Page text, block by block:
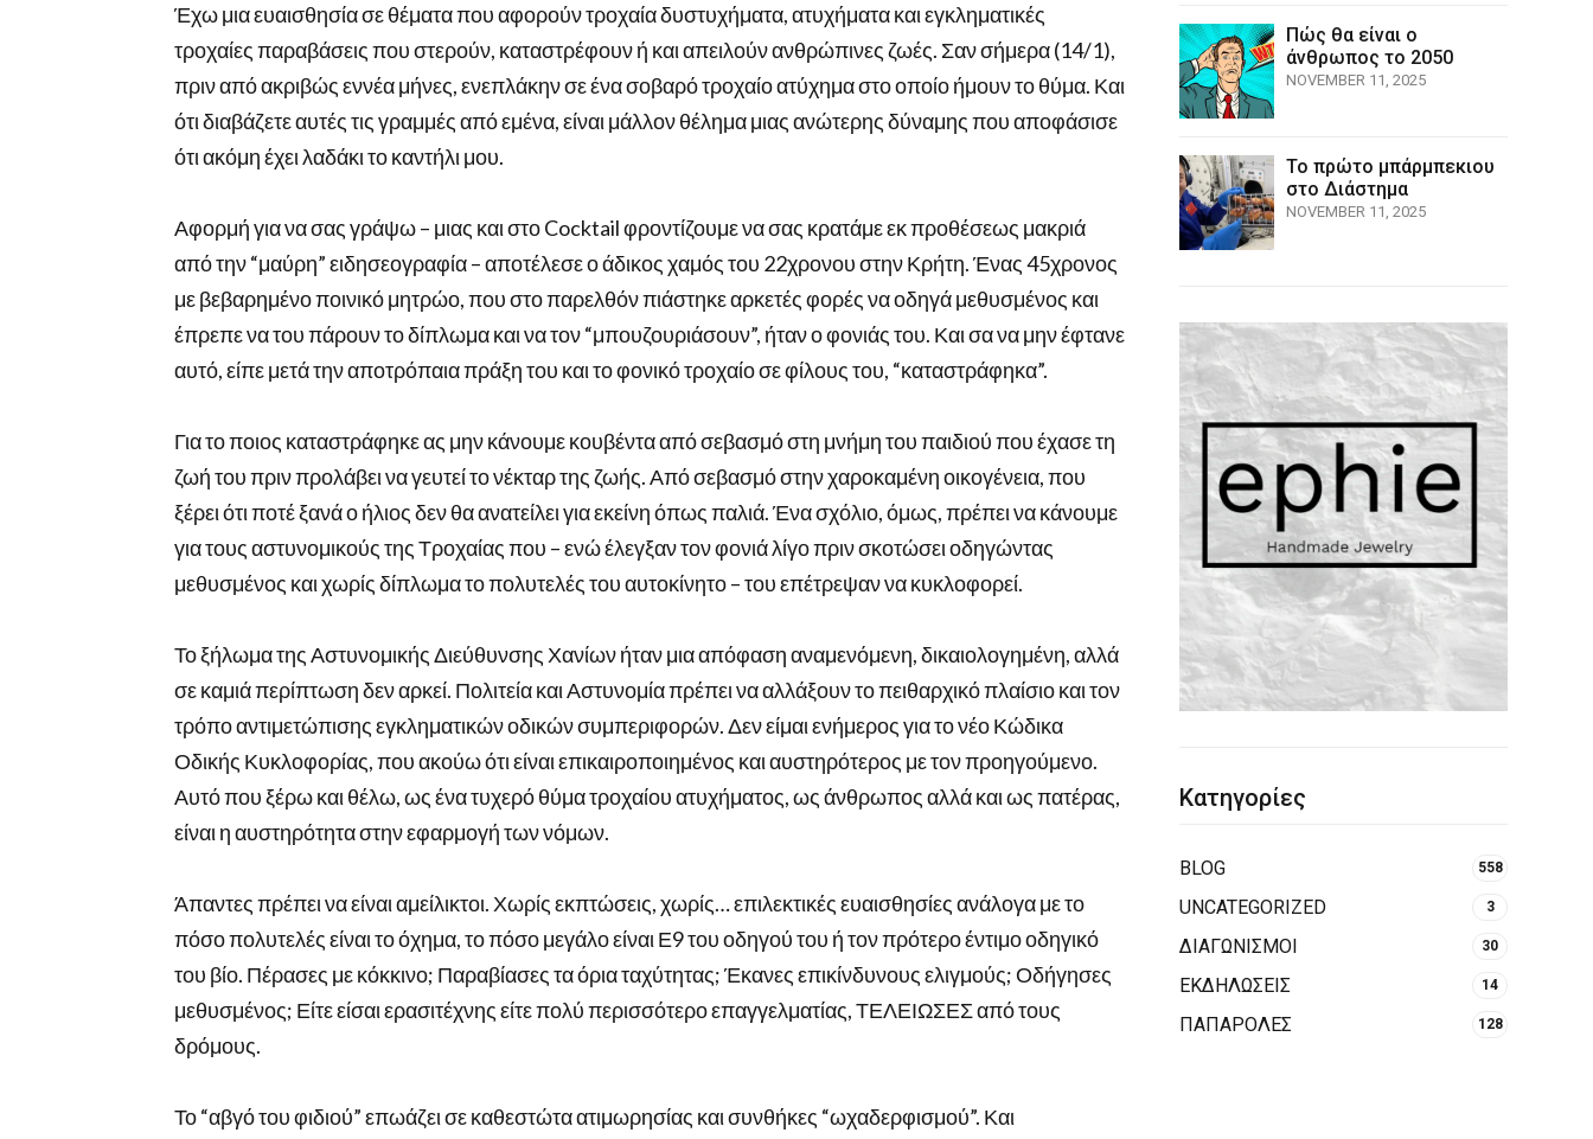
Έχω μια ευαισθησία σε θέματα που αφορούν τροχαία δυστυχήματα, ατυχήματα και εγκληματικές
τροχαίες παραβάσεις που στερούν, καταστρέφουν ή και απειλούν ανθρώπινες ζωές. Σαν σήμερα (14/1),
πριν από ακριβώς εννέα μήνες, ενεπλάκην σε ένα σοβαρό τροχαίο ατύχημα στο οποίο ήμουν το θύμα. Και
ότι διαβάζετε αυτές τις γραμμές από εμένα, είναι μάλλον θέλημα μιας ανώτερης δύναμης που αποφάσισε
ότι ακόμη έχει λαδάκι το καντήλι μου.
Αφορμή για να σας γράψω – μιας και στο Cocktail φροντίζουμε να σας κρατάμε εκ προθέσεως μακριά
από την “μαύρη” ειδησεογραφία – αποτέλεσε ο άδικος χαμός του 22χρονου στην Κρήτη. Ένας 45χρονος
με βεβαρημένο ποινικό μητρώο, που στο παρελθόν πιάστηκε αρκετές φορές να οδηγά μεθυσμένος και
έπρεπε να του πάρουν το δίπλωμα και να τον “μπουζουριάσουν”, ήταν ο φονιάς του. Και σα να μην έφτανε
αυτό, είπε μετά την αποτρόπαια πράξη του και το φονικό τροχαίο σε φίλους του, “καταστράφηκα”.
Για το ποιος καταστράφηκε ας μην κάνουμε κουβέντα από σεβασμό στη μνήμη του παιδιού που έχασε τη
ζωή του πριν προλάβει να γευτεί το νέκταρ της ζωής. Από σεβασμό στην χαροκαμένη οικογένεια, που
ξέρει ότι ποτέ ξανά ο ήλιος δεν θα ανατείλει για εκείνη όπως παλιά. Ένα σχόλιο, όμως, πρέπει να κάνουμε
για τους αστυνομικούς της Τροχαίας που – ενώ έλεγξαν τον φονιά λίγο πριν σκοτώσει οδηγώντας
μεθυσμένος και χωρίς δίπλωμα το πολυτελές του αυτοκίνητο – του επέτρεψαν να κυκλοφορεί.
Το ξήλωμα της Αστυνομικής Διεύθυνσης Χανίων ήταν μια απόφαση αναμενόμενη, δικαιολογημένη, αλλά
σε καμιά περίπτωση δεν αρκεί. Πολιτεία και Αστυνομία πρέπει να αλλάξουν το πειθαρχικό πλαίσιο και τον
τρόπο αντιμετώπισης εγκληματικών οδικών συμπεριφορών. Δεν είμαι ενήμερος για το νέο Κώδικα
Οδικής Κυκλοφορίας, που ακούω ότι είναι επικαιροποιημένος και αυστηρότερος με τον προηγούμενο.
Αυτό που ξέρω και θέλω, ως ένα τυχερό θύμα τροχαίου ατυχήματος, ως άνθρωπος αλλά και ως πατέρας,
είναι η αυστηρότητα στην εφαρμογή των νόμων.
Άπαντες πρέπει να είναι αμείλικτοι. Χωρίς εκπτώσεις, χωρίς… επιλεκτικές ευαισθησίες ανάλογα με το
πόσο πολυτελές είναι το όχημα, το πόσο μεγάλο είναι Ε9 του οδηγού του ή τον πρότερο έντιμο οδηγικό
του βίο. Πέρασες με κόκκινο; Παραβίασες τα όρια ταχύτητας; Έκανες επικίνδυνους ελιγμούς; Οδήγησες
μεθυσμένος; Είτε είσαι ερασιτέχνης είτε πολύ περισσότερο επαγγελματίας, ΤΕΛΕΙΩΣΕΣ από τους
δρόμους.
Το “αβγό του φιδιού” επωάζει σε καθεστώτα ατιμωρησίας και συνθήκες “ωχαδερφισμού”. Και
Πώς θα είναι ο
άνθρωπος το 2050
NOVEMBER 11, 2025
Το πρώτο μπάρμπεκιου
στο Διάστημα
NOVEMBER 11, 2025
Κατηγορίες
BLOG 558
UNCATEGORIZED 3
ΔΙΑΓΩΝΙΣΜΟΙ 30
ΕΚΔΗΛΩΣΕΙΣ 14
ΠΑΠΑΡΟΛΕΣ 128